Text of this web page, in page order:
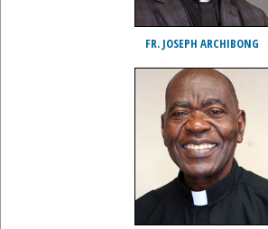
FR. JOSEPH ARCHIBONG